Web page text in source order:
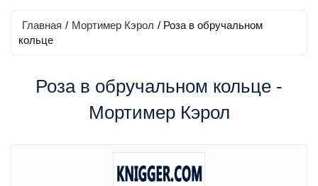
Главная / Мортимер Кэрол / Роза в обручальном
кольце
Роза в обручальном кольце -
Мортимер Кэрол